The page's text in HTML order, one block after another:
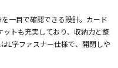
一目で確認できる設計。カード
トも充実しており、収納力と整
L字ファスナー仕様で、開閉しや